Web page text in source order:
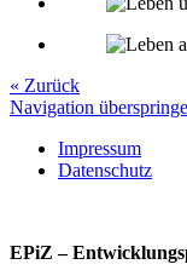
« Zurück
Navigation
Impressum
Datenschutz
EPiZ –